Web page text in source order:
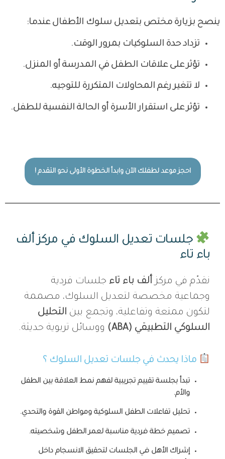
ينصح بزيارة مختص بتعديل سلوك الأطفال عندما:
تزداد حدة السلوكيات بمرور الوقت.
تؤثر على علاقات الطفل في المدرسة أو المنزل.
لا تتغير رغم المحاولات المتكررة للتوجيه.
تؤثر على استقرار الأسرة أو الحالة النفسية للطفل.
احجز موعد لطفلك الآن وابدأ الخطوة الأولى نحو التقدم !
جلسات تعديل السلوك في مركز ألف
باء تاء
نقدّم في مركز ألف باء تاء جلسات فردية
وجماعية مخصصة لتعديل السلوك، مصممة
لتكون ممتعة وتفاعلية، وتجمع بين التحليل
السلوكي التطبيقي (ABA)
ووسائل تربوية حديثة.
ماذا يحدث في جلسات تعديل السلوك ؟
تبدأ بجلسة تقييم تجريبية لفهم نمط العلاقة بين الطفل
والأم.
تحليل تفاعلات الطفل السلوكية ومواطن القوة والتحدي.
تصميم خطة فردية مناسبة لعمر الطفل وشخصيته.
إشراك الأهل في الجلسات لتحقيق الانسجام داخل